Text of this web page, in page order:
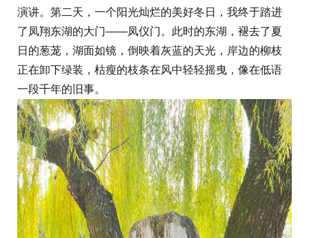
演讲。第二天，一个阳光灿烂的美好冬日，我终于踏进
了凤翔东湖的大门——凤仪门。此时的东湖，褪去了夏
日的葱茏，湖面如镜，倒映着灰蓝的天光，岸边的柳枝
正在卸下绿装，枯瘦的枝条在风中轻轻摇曳，像在低语
一段千年的旧事。